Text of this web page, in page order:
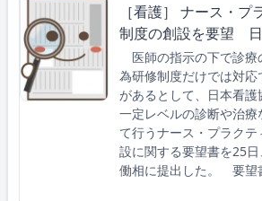
［看護］ ナース・プ
制度の創設を要望
医師の指示の下で診療
為研修制度だけでは対
があるとして、日本看護
一定レベルの診断や治
て行うナース・プラク
設に関する要望書を25
働相に提出した。 要望